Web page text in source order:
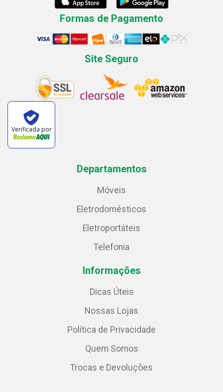
Formas de Pagamento
Site Seguro
Verificada por
Departamentos
Móveis
Eletrodomésticos
Eletroportáteis
Telefonia
Informações
Dicas Úteis
Nossas Lojas
Política de Privacidade
Quem Somos
Trocas e Devoluções